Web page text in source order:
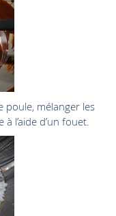
poule, mélanger les
l’aide d’un fouet.